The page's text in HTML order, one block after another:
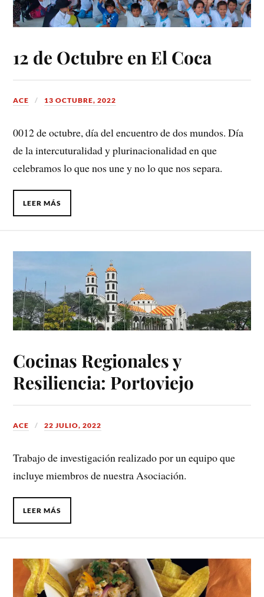
12 de Octubre en El Coca
ACE 13 OCTUBRE, 2022
0012 de octubre, día del encuentro de dos mundos. Día
de la intercuturalidad y plurinacionalidad en que
celebramos lo que nos une y no lo que nos separa.
LEER MÁS
Cocinas Regionales y
Resiliencia: Portoviejo
ACE 22 JULIO, 2022
Trabajo de investigación realizado por un equipo que
incluye miembros de nuestra Asociación.
LEER MÁS